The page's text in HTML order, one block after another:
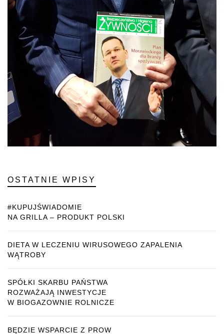
OSTATNIE WPISY
#KUPUJŚWIADOMIE
NA GRILLA – PRODUKT POLSKI
DIETA W LECZENIU WIRUSOWEGO ZAPALENIA
WĄTROBY
SPÓŁKI SKARBU PAŃSTWA
ROZWAŻAJĄ INWESTYCJE
W BIOGAZOWNIE ROLNICZE
BĘDZIE WSPARCIE Z PROW